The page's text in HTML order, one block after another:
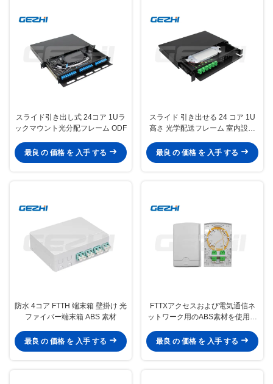
スライド引き出し式 24コア 1Uラ
ックマウント光分配フレーム ODF
最良 の 価格 を 入手 する
スライド 引き出せる 24 コア 1U
高さ 光学配送フレーム 室内設置
最良 の 価格 を 入手 する
防水 4コア FTTH 端末箱 壁掛け 光
ファイバー端末箱 ABS 素材
最良 の 価格 を 入手 する
FTTXアクセスおよび電気通信ネ
ットワーク用のABS素材を使用し
ックス
最良 の 価格 を 入手 する